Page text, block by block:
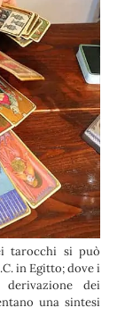
tarocchi si può
in Egitto; dove i
dei
una sintesi